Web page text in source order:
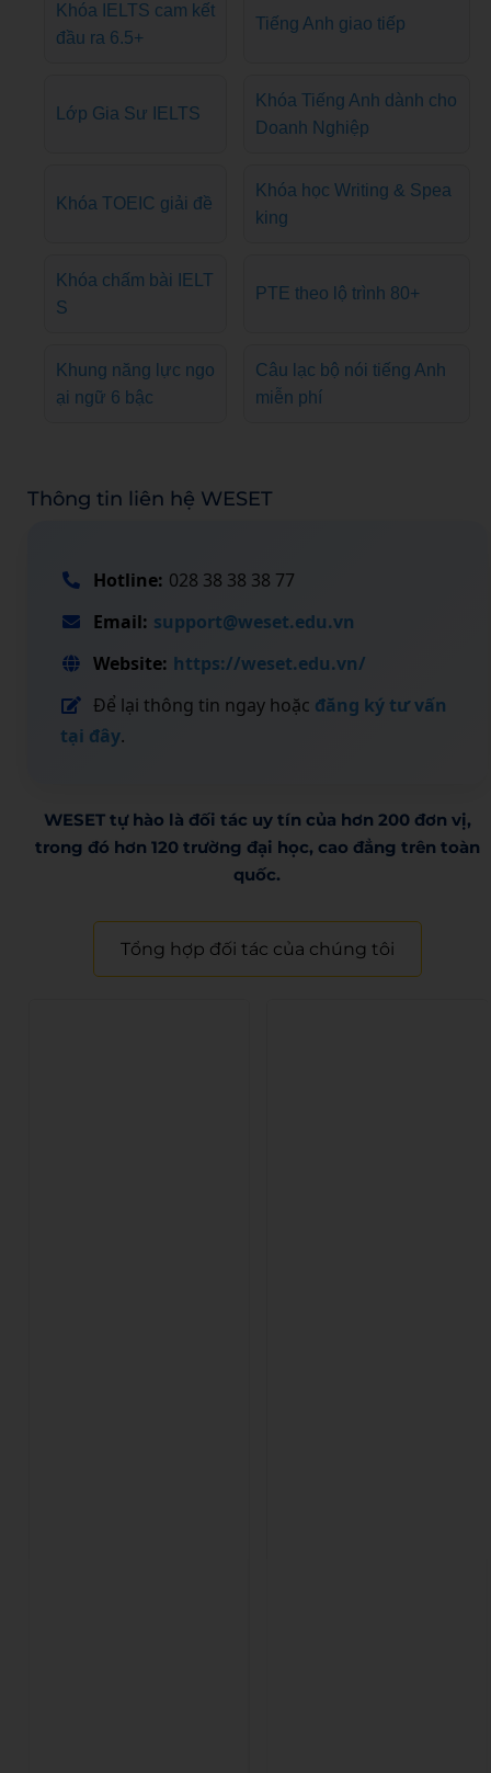
Khóa IELTS cam kết
đầu ra 6.5+
Tiếng Anh giao tiếp
Lớp Gia Sư IELTS
Khóa Tiếng Anh dành cho
Doanh Nghiệp
Khóa TOEIC giải đề
Khóa học Writing & Spea
king
Khóa chấm bài IELT
S
PTE theo lộ trình 80+
Khung năng lực ngo
ại ngữ 6 bậc
Câu lạc bộ nói tiếng Anh
miễn phí
Thông tin liên hệ WESET
Hotline: 028 38 38 38 77
Email: support@weset.edu.vn
Website: https://weset.edu.vn/
Để lại thông tin ngay hoặc đăng ký tư vấn
tại đây.
WESET tự hào là đối tác uy tín của hơn 200 đơn vị,
trong đó hơn 120 trường đại học, cao đẳng trên toàn
quốc.​
Tổng hợp đối tác của chúng tôi